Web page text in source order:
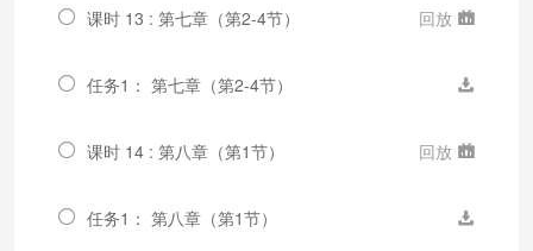
课时 13 : 第七章（第2-4节） 回放
任务1： 第七章（第2-4节）
课时 14 : 第八章（第1节） 回放
任务1： 第八章（第1节）